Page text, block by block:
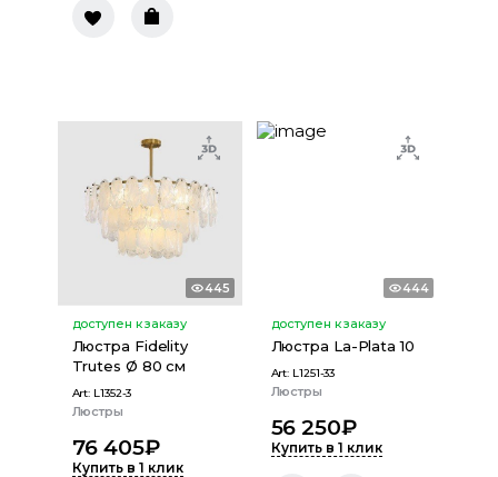
445
доступен к заказу
Люстра Fidelity
Trutes Ø 80 см
Art: L1352-3
Люстры
76 405₽
Купить в 1 клик
444
доступен к заказу
Люстра La-Plata 10
Art: L1251-33
Люстры
56 250₽
Купить в 1 клик